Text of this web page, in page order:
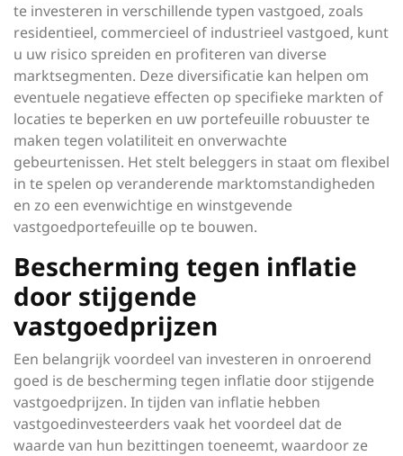
te investeren in verschillende typen vastgoed, zoals
residentieel, commercieel of industrieel vastgoed, kunt
u uw risico spreiden en profiteren van diverse
marktsegmenten. Deze diversificatie kan helpen om
eventuele negatieve effecten op specifieke markten of
locaties te beperken en uw portefeuille robuuster te
maken tegen volatiliteit en onverwachte
gebeurtenissen. Het stelt beleggers in staat om flexibel
in te spelen op veranderende marktomstandigheden
en zo een evenwichtige en winstgevende
vastgoedportefeuille op te bouwen.
Bescherming tegen inflatie
door stijgende
vastgoedprijzen
Een belangrijk voordeel van investeren in onroerend
goed is de bescherming tegen inflatie door stijgende
vastgoedprijzen. In tijden van inflatie hebben
vastgoedinvesteerders vaak het voordeel dat de
waarde van hun bezittingen toeneemt, waardoor ze